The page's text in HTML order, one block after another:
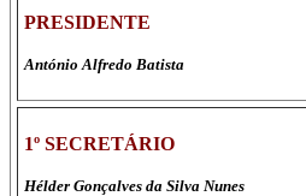
PRESIDENTE
António Alfredo Batista
1º SECRETÁRIO
Hélder Gonçalves da Silva Nunes